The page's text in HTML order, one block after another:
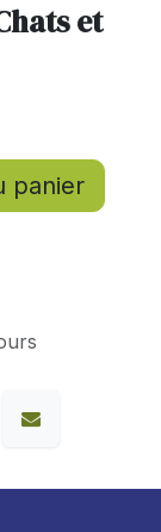
et
panier